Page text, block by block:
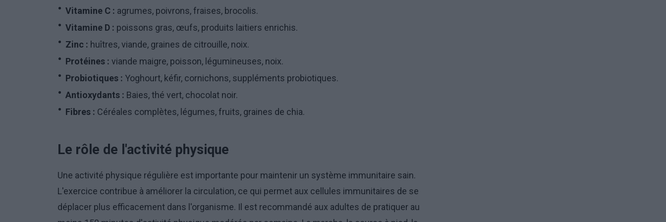
Vitamine C : agrumes, poivrons, fraises, brocolis.
Vitamine D : poissons gras, œufs, produits laitiers enrichis.
Zinc : huîtres, viande, graines de citrouille, noix.
Protéines : viande maigre, poisson, légumineuses, noix.
Probiotiques : Yoghourt, kéfir, cornichons, suppléments probiotiques.
Antioxydants : Baies, thé vert, chocolat noir.
Fibres : Céréales complètes, légumes, fruits, graines de chia.
Le rôle de l'activité physique
Une activité physique régulière est importante pour maintenir un système immunitaire sain.
L'exercice contribue à améliorer la circulation, ce qui permet aux cellules immunitaires de se
déplacer plus efficacement dans l'organisme. Il est recommandé aux adultes de pratiquer au